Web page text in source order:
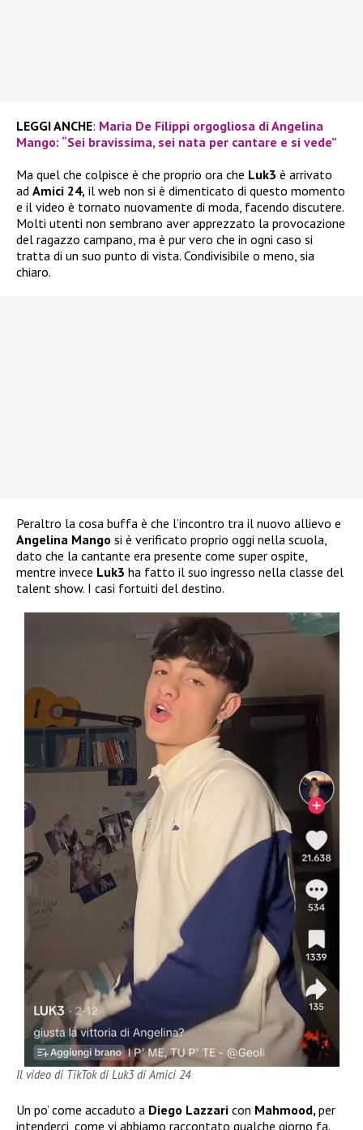
LEGGI ANCHE: Maria De Filippi orgogliosa di Angelina
Mango: “Sei bravissima, sei nata per cantare e si vede”
Ma quel che colpisce è che proprio ora che Luk3 è arrivato
ad Amici 24, il web non si è dimenticato di questo momento
e il video è tornato nuovamente di moda, facendo discutere.
Molti utenti non sembrano aver apprezzato la provocazione
del ragazzo campano, ma è pur vero che in ogni caso si
tratta di un suo punto di vista. Condivisibile o meno, sia
chiaro.
Peraltro la cosa buffa è che l’incontro tra il nuovo allievo e
Angelina Mango si è verificato proprio oggi nella scuola,
dato che la cantante era presente come super ospite,
mentre invece Luk3 ha fatto il suo ingresso nella classe del
talent show. I casi fortuiti del destino.
Il video di TikTok di Luk3 di Amici 24
Un po’ come accaduto a Diego Lazzari con Mahmood,per
intenderci, come vi abbiamo raccontato qualche giorno fa.